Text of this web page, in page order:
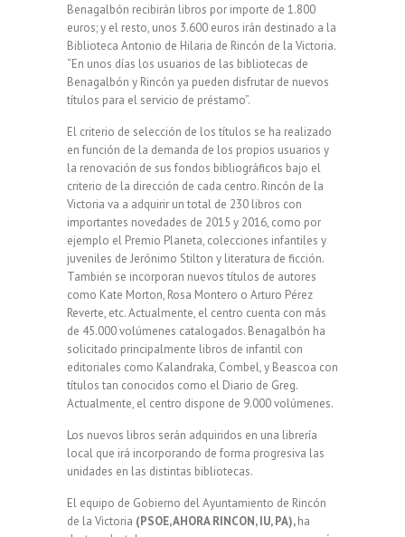
Benagalbón recibirán libros por importe de 1.800
euros; y el resto, unos 3.600 euros irán destinado a la
Biblioteca Antonio de Hilaria de Rincón de la Victoria.
“En unos días los usuarios de las bibliotecas de
Benagalbón y Rincón ya pueden disfrutar de nuevos
títulos para el servicio de préstamo”.
El criterio de selección de los títulos se ha realizado
en función de la demanda de los propios usuarios y
la renovación de sus fondos bibliográficos bajo el
criterio de la dirección de cada centro. Rincón de la
Victoria va a adquirir un total de 230 libros con
importantes novedades de 2015 y 2016, como por
ejemplo el Premio Planeta, colecciones infantiles y
juveniles de Jerónimo Stilton y literatura de ficción.
También se incorporan nuevos títulos de autores
como Kate Morton, Rosa Montero o Arturo Pérez
Reverte, etc. Actualmente, el centro cuenta con más
de 45.000 volúmenes catalogados. Benagalbón ha
solicitado principalmente libros de infantil con
editoriales como Kalandraka, Combel, y Beascoa con
títulos tan conocidos como el Diario de Greg.
Actualmente, el centro dispone de 9.000 volúmenes.
Los nuevos libros serán adquiridos en una librería
local que irá incorporando de forma progresiva las
unidades en las distintas bibliotecas.
El equipo de Gobierno del Ayuntamiento de Rincón
de la Victoria (PSOE, AHORA RINCON, IU, PA),ha